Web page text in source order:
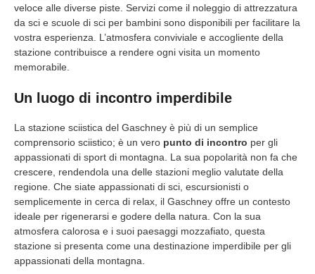
veloce alle diverse piste. Servizi come il noleggio di attrezzatura
da sci e scuole di sci per bambini sono disponibili per facilitare la
vostra esperienza. L’atmosfera conviviale e accogliente della
stazione contribuisce a rendere ogni visita un momento
memorabile.
Un luogo di incontro imperdibile
La stazione sciistica del Gaschney è più di un semplice
comprensorio sciistico; è un vero punto di incontro per gli
appassionati di sport di montagna. La sua popolarità non fa che
crescere, rendendola una delle stazioni meglio valutate della
regione. Che siate appassionati di sci, escursionisti o
semplicemente in cerca di relax, il Gaschney offre un contesto
ideale per rigenerarsi e godere della natura. Con la sua
atmosfera calorosa e i suoi paesaggi mozzafiato, questa
stazione si presenta come una destinazione imperdibile per gli
appassionati della montagna.